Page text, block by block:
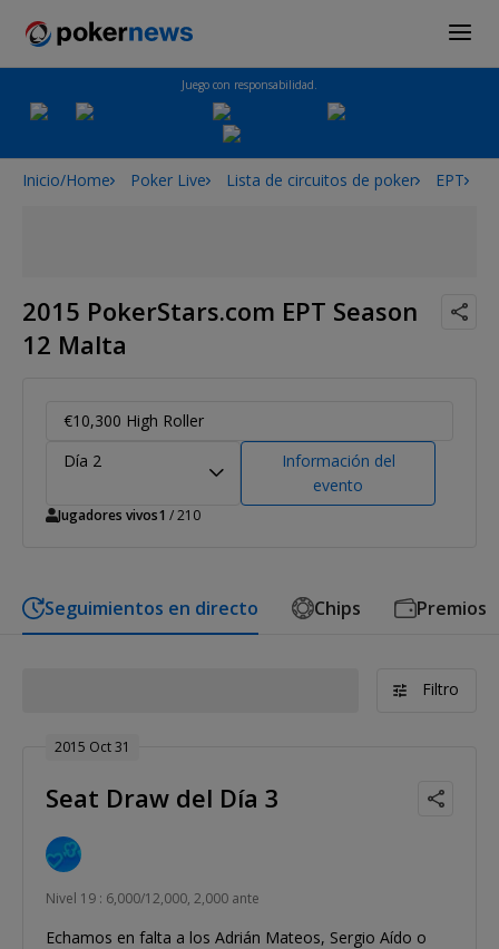
Juego con responsabilidad.
Inicio/Home Poker Live Lista de circuitos de poker EPT
2015 PokerStars.com EPT Season
12 Malta
€10,300 High Roller
Día 2
Información del
evento
Jugadores vivos1 / 210
Seguimientos en directo Chips Premios
Filtro
2015 Oct 31
Seat Draw del Día 3
Nivel 19 : 6,000/12,000, 2,000 ante
Echamos en falta a los Adrián Mateos, Sergio Aído o